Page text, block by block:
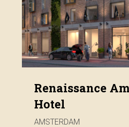
Renaissance
Hotel
AMSTERDAM